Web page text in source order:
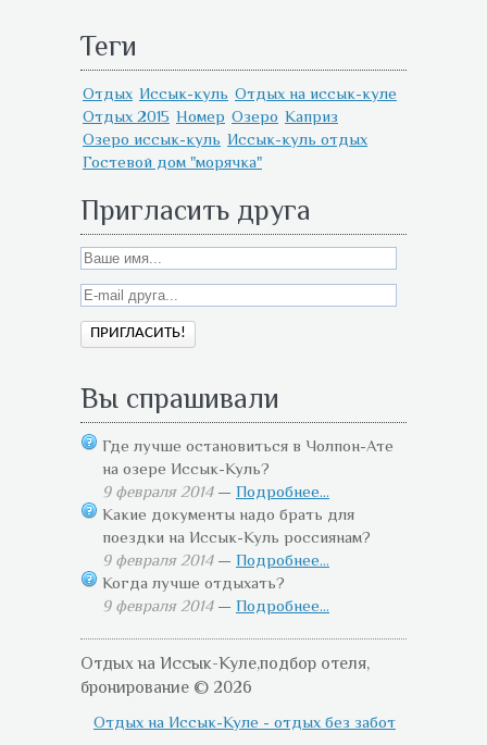
Теги
Отдых Иссык-куль Отдых на иссык-куле
Отдых 2015 Номер Озеро Каприз
Озеро иссык-куль Иссык-куль отдых
Гостевой дом "морячка"
Пригласить друга
Вы спрашивали
Где лучше остановиться в Чолпон-Ате
на озере Иссык-Куль?
9 февраля 2014— Подробнее...
Какие документы надо брать для
поездки на Иссык-Куль россиянам?
9 февраля 2014— Подробнее...
Когда лучше отдыхать?
9 февраля 2014— Подробнее...
Отдых на Иссык-Куле,подбор отеля,
бронирование © 2026
Отдых на Иссык-Куле - отдых без забот